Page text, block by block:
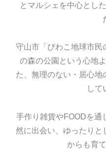
とマルシェを中心とし
守山市「びわこ地球市民
の森の公園という心地
た、無理のない・居心地
して
手作り雑貨やFOODを通
然に出会い、ゆったりと
からも育